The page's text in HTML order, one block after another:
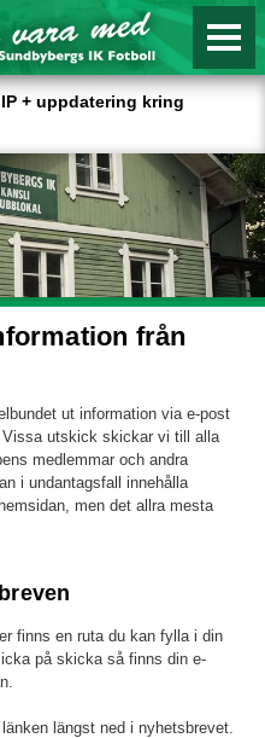
+ uppdatering kring
från
ut information via e-post
utskick skickar vi till alla
medlemmar och andra
i undantagsfall innehålla
men det allra mesta
finns en ruta du kan fylla i din
på skicka så finns din e-
längst ned i nyhetsbrevet.